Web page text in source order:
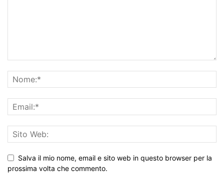
Salva il mio nome, email e sito web in questo browser per la
prossima volta che commento.